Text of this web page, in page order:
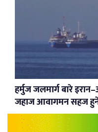
हर्मुज जलमार्ग बारे
जहाज आवागमन सहज